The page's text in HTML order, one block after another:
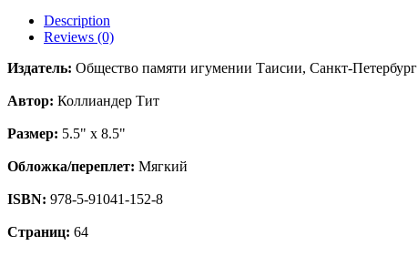
Description
Reviews (0)
Издатель: Общество памяти игумении Таисии, Санкт-Петербург
Автор: Коллиандер Тит
Размер: 5.5" x 8.5"
Обложка/переплет: Мягкий
ISBN: 978-5-91041-152-8
Страниц: 64